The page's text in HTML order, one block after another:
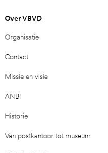
Over VBVD
Organisatie
Contact
Missie en visie
ANBI
Historie
Van postkantoor tot museum